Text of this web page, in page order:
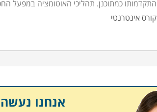
התקדמותו כמתוכנן. תהליכי האוטומציה במפעל
קורס אינטרנטי
אנחנו